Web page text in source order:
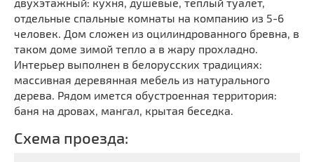
двухэтажный: кухня, душевые, теплый туалет,
отдельные спальные комнаты на компанию из 5-6
человек. Дом сложен из оцилиндрованного бревна, в
таком доме зимой тепло а в жару прохладно.
Интерьер выполнен в белорусских традициях:
массивная деревянная мебель из натурального
дерева. Рядом имется обустроенная территория:
баня на дровах, мангал, крытая беседка.
Схема проезда: